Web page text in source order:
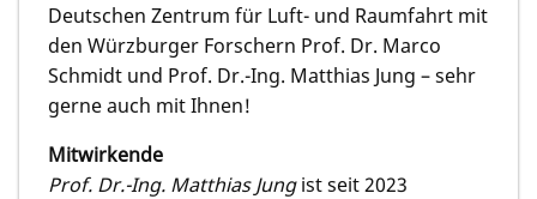
Deutschen Zentrum für Luft- und Raumfahrt mit
den Würzburger Forschern Prof. Dr. Marco
Schmidt und Prof. Dr.-Ing. Matthias Jung – sehr
gerne auch mit Ihnen!
Mitwirkende
Prof. Dr.-Ing. Matthias Jungist seit 2023